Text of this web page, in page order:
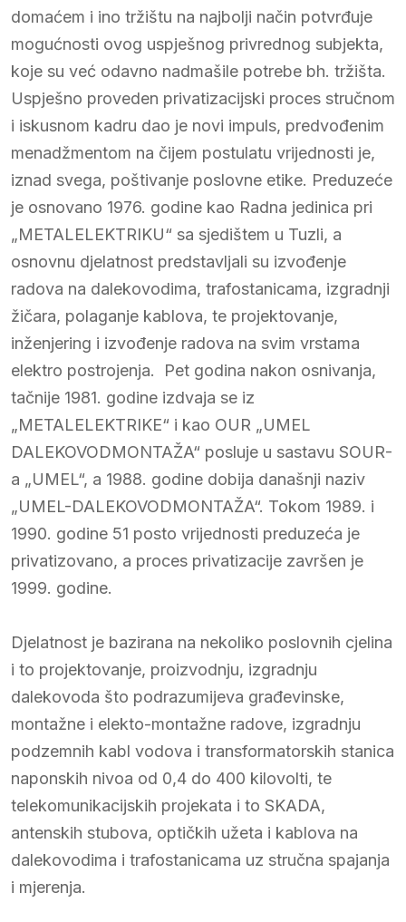
domaćem i ino tržištu na najbolji način potvrđuje
mogućnosti ovog uspješnog privrednog subjekta,
koje su već odavno nadmašile potrebe bh. tržišta.
Uspješno proveden privatizacijski proces stručnom
i iskusnom kadru dao je novi impuls, predvođenim
menadžmentom na čijem postulatu vrijednosti je,
iznad svega, poštivanje poslovne etike. Preduzeće
je osnovano 1976. godine kao Radna jedinica pri
„METALELEKTRIKU“ sa sjedištem u Tuzli, a
osnovnu djelatnost predstavljali su izvođenje
radova na dalekovodima, trafostanicama, izgradnji
žičara, polaganje kablova, te projektovanje,
inženjering i izvođenje radova na svim vrstama
elektro postrojenja. Pet godina nakon osnivanja,
tačnije 1981. godine izdvaja se iz
„METALELEKTRIKE“ i kao OUR „UMEL
DALEKOVODMONTAŽA“ posluje u sastavu SOUR-
a „UMEL“, a 1988. godine dobija današnji naziv
„UMEL-DALEKOVODMONTAŽA“. Tokom 1989. i
1990. godine 51 posto vrijednosti preduzeća je
privatizovano, a proces privatizacije završen je
1999. godine.
Djelatnost je bazirana na nekoliko poslovnih cjelina
i to projektovanje, proizvodnju, izgradnju
dalekovoda što podrazumijeva građevinske,
montažne i elekto-montažne radove, izgradnju
podzemnih kabl vodova i transformatorskih stanica
naponskih nivoa od 0,4 do 400 kilovolti, te
telekomunikacijskih projekata i to SKADA,
antenskih stubova, optičkih užeta i kablova na
dalekovodima i trafostanicama uz stručna spajanja
i mjerenja.